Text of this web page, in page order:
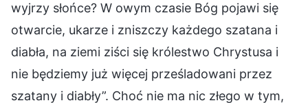
wyjrzy słońce? W owym czasie Bóg pojawi się
otwarcie, ukarze i zniszczy każdego szatana i
diabła, na ziemi ziści się królestwo Chrystusa i
nie będziemy już więcej prześladowani przez
szatany i diabły”. Choć nie ma nic złego w tym,